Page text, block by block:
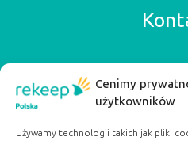
Cenimy
użytkowników
Używamy technologii takich jak pliki
+48 42
ul.